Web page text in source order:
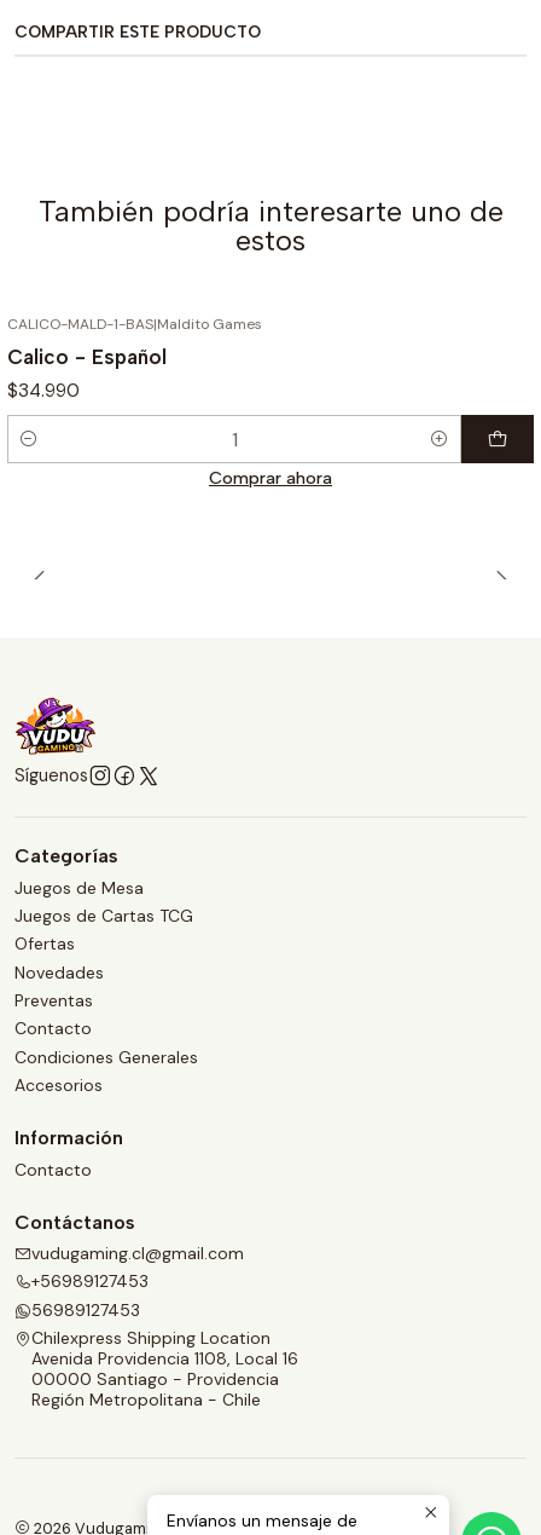
COMPARTIR ESTE PRODUCTO
También podría interesarte uno de
estos
CALICO-MALD-1-BAS|Maldito Games
Calico - Español
$34.990
Cantidad
Comprar ahora
Síguenos
Categorías
Juegos de Mesa
Juegos de Cartas TCG
Ofertas
Novedades
Preventas
Contacto
Condiciones Generales
Accesorios
Información
Contacto
Contáctanos
vudugaming.cl@gmail.com
+56989127453
56989127453
Chilexpress Shipping Location
Avenida Providencia 1108, Local 16
00000 Santiago - Providencia
Región Metropolitana - Chile
2026 Vudugaming.Envíanos un mensaje de